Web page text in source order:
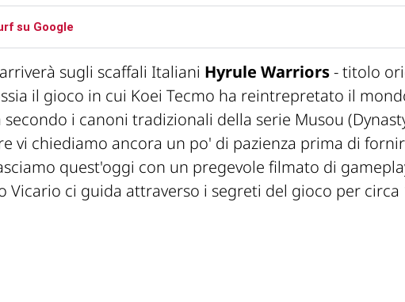
su Google
sugli scaffali Italiani Hyrule Warriors- titolo
il gioco in cui Koei Tecmo ha reintrepretato il
secondo i canoni tradizionali della serie Musou (
vi chiediamo ancora un po' di pazienza prima di
quest'oggi con un pregevole filmato di
Vicario ci guida attraverso i segreti del gioco per circa